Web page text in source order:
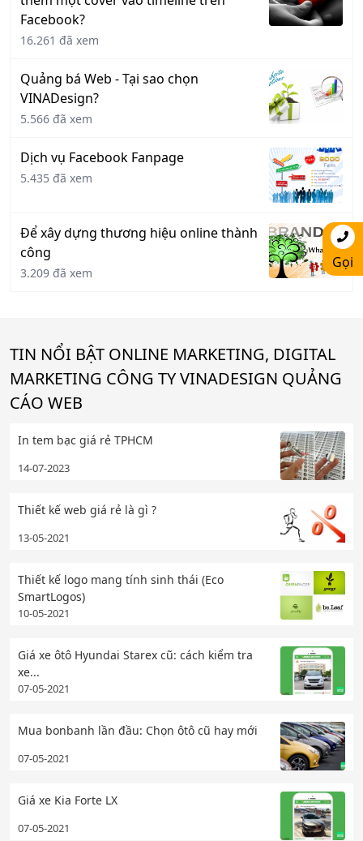
Facebook?
16.261 đã xem
Quảng bá Web - Tại sao chọn
VINADesign?
5.566 đã xem
Dịch vụ Facebook Fanpage
5.435 đã xem
Để xây dựng thương hiệu online thành
công
3.209 đã xem
TIN NỔI BẬT ONLINE MARKETING, DIGITAL
MARKETING CÔNG TY VINADESIGN QUẢNG
CÁO WEB
In tem bạc giá rẻ TPHCM
14-07-2023
Thiết kế web giá rẻ là gì ?
13-05-2021
Thiết kế logo mang tính sinh thái (Eco
SmartLogos)
10-05-2021
Giá xe ôtô Hyundai Starex cũ: cách kiểm tra
xe...
07-05-2021
Mua bonbanh lần đầu: Chọn ôtô cũ hay mới
07-05-2021
Giá xe Kia Forte LX
07-05-2021
Gọi